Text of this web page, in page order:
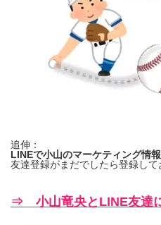
追伸：
LINEで小山のマーケティング情報
友達登録がまだでしたら登録して
⇒ 小山竜央とLINE友達